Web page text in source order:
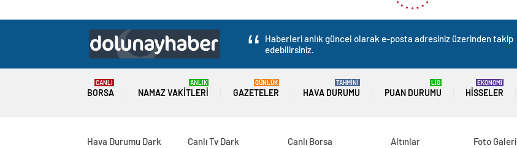
Haberleri anlık güncel olarak e-posta adresiniz üzerinden takip
edebilirsiniz.
BORSA
CANLI
NAMAZ VAKITLERI
ANLIK
GAZETELER
GÜNLÜK
HAVA DURUMU
TAHMİNİ
PUAN DURUMU
LİG
HISSELER
EKONOMİ
Hava Durumu Dark Canlı Tv Dark Canlı Borsa Altınlar Foto Galeri